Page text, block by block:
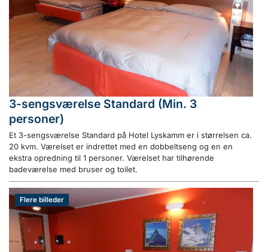
3-sengsværelse Standard (Min. 3
personer)
Et 3-sengsværelse Standard på Hotel Lyskamm er i størrelsen ca.
20 kvm. Værelset er indrettet med en dobbeltseng og en en
ekstra opredning til 1 personer. Værelset har tilhørende
badeværelse med bruser og toilet.
Flere billeder